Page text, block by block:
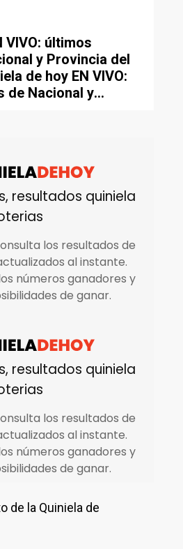
VIVO: últimos
y Provincia del
de hoy EN VIVO:
de Nacional y
de la Quiniela de